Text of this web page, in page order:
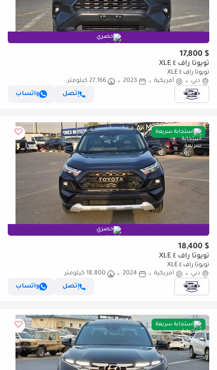
حصري
$ 17,800
تويوتا راف ٤ XLE
تويوتا راف ٤ XLE
دبي
أمريكية 2023
27,166 كيلومتر
إتصل
واتساب
استجابة سريعة
حصري
$ 18,400
تويوتا راف ٤ XLE
تويوتا راف ٤ XLE
دبي
أمريكية 2024
18,800 كيلومتر
إتصل
واتساب
استجابة سريعة